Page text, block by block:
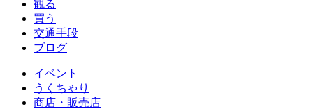
観る
買う
交通手段
ブログ
イベント
うくちゃり
商店・販売店